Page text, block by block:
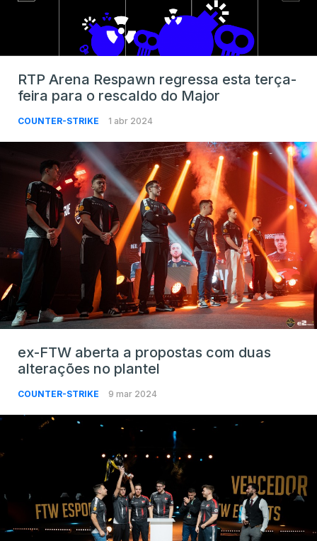
RTP Arena Respawn regressa esta terça-
feira para o rescaldo do Major
COUNTER-STRIKE 1 abr 2024
ex-FTW aberta a propostas com duas
alterações no plantel
COUNTER-STRIKE 9 mar 2024